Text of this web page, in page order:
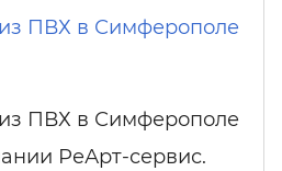
ПВХ в Симферополе
ПВХ в Симферополе
РеАрт-сервис.